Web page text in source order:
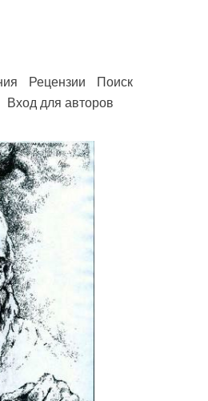
Рецензии
Поиск
Вход для авторов